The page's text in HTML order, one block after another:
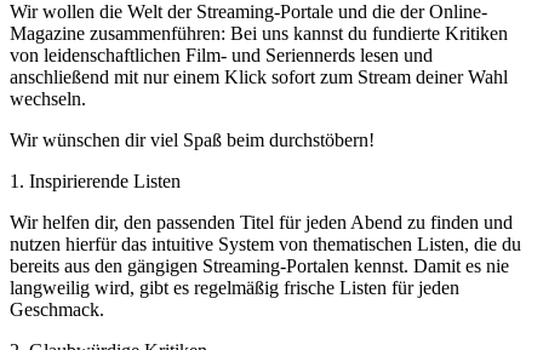
Wir wollen die Welt der Streaming-Portale und die der Online-
Magazine zusammenführen: Bei uns kannst du fundierte Kritiken
von leidenschaftlichen Film- und Seriennerds lesen und
anschließend mit nur einem Klick sofort zum Stream deiner Wahl
wechseln.
Wir wünschen dir viel Spaß beim durchstöbern!
1. Inspirierende Listen
Wir helfen dir, den passenden Titel für jeden Abend zu finden und
nutzen hierfür das intuitive System von thematischen Listen, die du
bereits aus den gängigen Streaming-Portalen kennst. Damit es nie
langweilig wird, gibt es regelmäßig frische Listen für jeden
Geschmack.